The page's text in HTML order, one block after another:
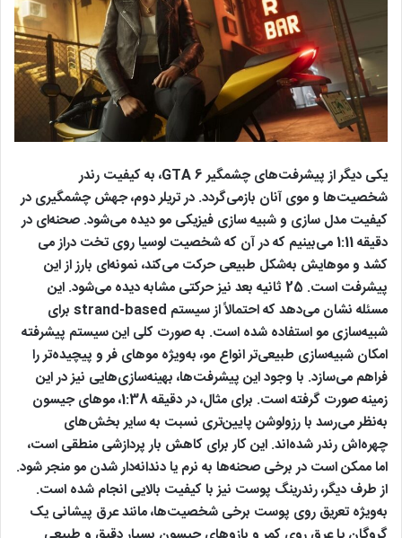
یکی دیگر از پیشرفت‌های چشمگیر GTA 6، به کیفیت رندر
شخصیت‌ها و موی آنان بازمی‌گردد. در تریلر دوم، جهش چشمگیری در
کیفیت مدل‌ سازی و شبیه ‌سازی فیزیکی مو دیده می‌شود. صحنه‌ای در
دقیقه 1:11 می‌بینیم که در آن که شخصیت لوسیا روی تخت دراز می
کشد و موهایش به‌شکل طبیعی حرکت می‌کند، نمونه‌ای بارز از این
پیشرفت است. 25 ثانیه بعد نیز حرکتی مشابه دیده می‌شود. این
مسئله نشان می‌دهد که احتمالاً از سیستم strand-based برای
شبیه‌سازی مو استفاده شده است. به صورت کلی این سیستم پیشرفته
امکان شبیه‌سازی طبیعی‌تر انواع مو، به‌ویژه موهای فر و پیچیده‌تر را
فراهم می‌سازد. با وجود این پیشرفت‌ها، بهینه‌سازی‌هایی نیز در این
زمینه صورت گرفته است. برای مثال، در دقیقه 1:38، موهای جیسون
به‌نظر می‌رسد با رزولوشن پایین‌تری نسبت به سایر بخش‌های
چهره‌اش رندر شده‌اند. این کار برای کاهش بار پردازشی منطقی است،
اما ممکن است در برخی صحنه‌ها به نرم یا دندانه‌دار شدن مو منجر شود.
از طرف دیگر، رندرینگ پوست نیز با کیفیت بالایی انجام شده است.
به‌ویژه تعریق روی پوست برخی شخصیت‌ها، مانند عرق پیشانی یک